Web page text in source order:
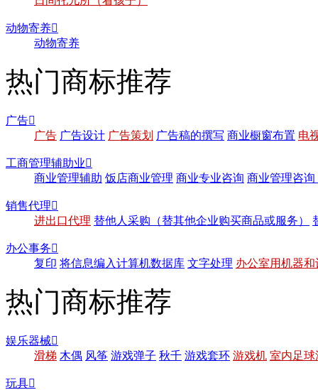
动物寄养
动物寄养
热门商标推荐
广告
广告 广告设计 广告策划 广告稿的撰写 商业橱窗布置 电
工商管理辅助业
商业管理辅助 饭店商业管理 商业专业咨询 商业管理咨询
销售代理
进出口代理 替他人采购（替其他企业购买商品或服务）
办公事务
复印 将信息编入计算机数据库 文字处理 办公室用机器
热门商标推荐
娱乐器械
滑梯 木偶 风筝 游戏弹子 秋千 游戏套环 游戏机 室内足球
玩具